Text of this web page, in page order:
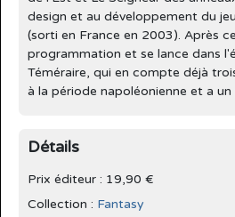
design et au développement du
(sorti en France en 2003). Après
programmation et se lance dans
Téméraire, qui en compte déjà
à la période napoléonienne et a
Détails
Prix éditeur : 19,90 €
Collection : Fantasy